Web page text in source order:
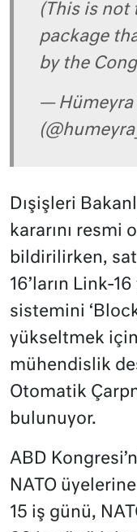
(This is not
package
by the
— Hümeyra
Dışişleri
kararını resmi
bildirilirken,
16’ların Link-
sistemini
yükseltmek
mühendislik
Otomatik
bulunuyor.
ABD
NATO
15 iş günü,